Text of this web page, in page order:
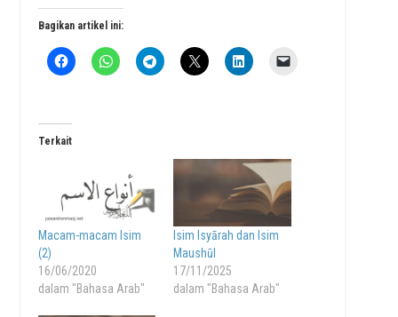
Bagikan artikel ini:
Terkait
Macam-macam Isim
(2)
16/06/2020
dalam "Bahasa Arab"
Isim Isyārah dan Isim
Maushūl
17/11/2025
dalam "Bahasa Arab"